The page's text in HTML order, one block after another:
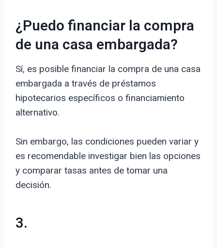
¿Puedo financiar la compra
de una casa embargada?
Sí, es posible financiar la compra de una casa
embargada a través de préstamos
hipotecarios específicos o financiamiento
alternativo.
Sin embargo, las condiciones pueden variar y
es recomendable investigar bien las opciones
y comparar tasas antes de tomar una
decisión.
3.